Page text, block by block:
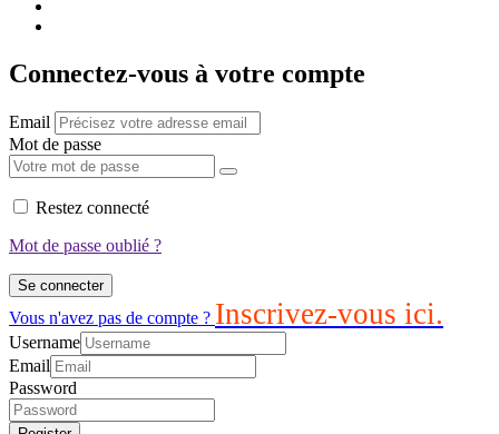
Connectez-vous à votre compte
Email
Mot de passe
Restez connecté
Mot de passe oublié ?
Se connecter
Vous n'avez pas de compte ? Inscrivez-vous ici.
Username
Email
Password